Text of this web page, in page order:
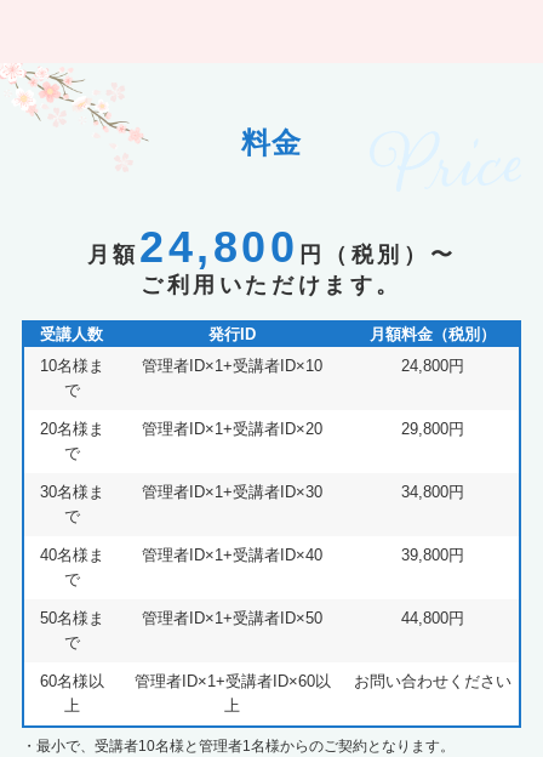
料金
月額 24,800 円（税別）〜
ご利用いただけます。
受講人数 発行ID
月額料金（税別）
10名様ま
で
管理者ID×1+受講者ID×10 24,800円
20名様ま
で
管理者ID×1+受講者ID×20 29,800円
30名様ま
で
管理者ID×1+受講者ID×30 34,800円
40名様ま
で
管理者ID×1+受講者ID×40 39,800円
50名様ま
で
管理者ID×1+受講者ID×50 44,800円
60名様以
上
管理者ID×1+受講者ID×60以
上
お問い合わせください
・最小で、受講者10名様と管理者1名様からのご契約となります。